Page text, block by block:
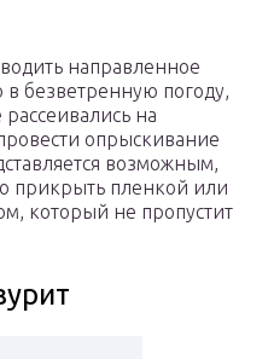
направленное
безветренную погоду,
на
опрыскивание
возможным,
прикрыть пленкой или
который не пропустит